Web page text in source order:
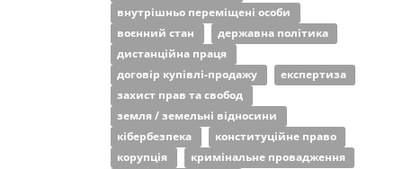
внутрішньо переміщені особи
воєнний стан
державна політика
дистанційна праця
договір купівлі-продажу
експертиза
захист прав та свобод
земля / земельні відносини
кібербезпека
конституційне право
корупція
кримінальне провадження